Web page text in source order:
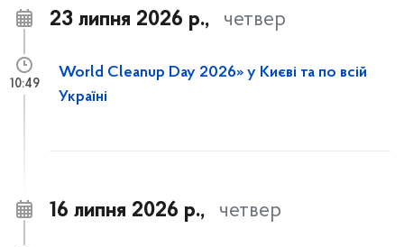
23 липня 2026 р., четвер
World Cleanup Day 2026» у Києві та по всій
Україні
10:49
16 липня 2026 р., четвер